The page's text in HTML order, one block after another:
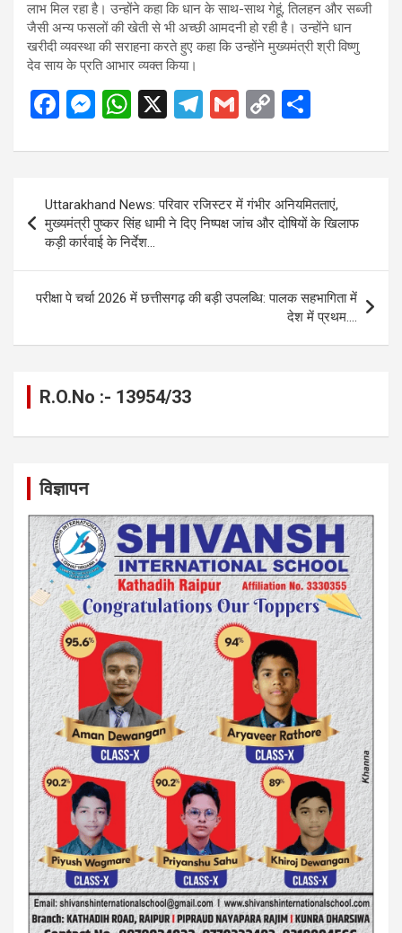
लाभ मिल रहा है। उन्होंने कहा कि धान के साथ-साथ गेहूं, तिलहन और सब्जी
जैसी अन्य फसलों की खेती से भी अच्छी आमदनी हो रही है। उन्होंने धान
खरीदी व्यवस्था की सराहना करते हुए कहा कि उन्होंने मुख्यमंत्री श्री विष्णु
देव साय के प्रति आभार व्यक्त किया।
F
ce
o
o
k
M
se
g
er
W
at
A
p
p
X
T
e
gr
a
G
ail
C
py
Li
n
ar
navigation
Uttarakhand News: परिवार रजिस्टर में गंभीर अनियमितताएं,
मुख्यमंत्री पुष्कर सिंह धामी ने दिए निष्पक्ष जांच और दोषियों के खिलाफ
कड़ी कार्रवाई के निर्देश…
परीक्षा पे चर्चा 2026 में छत्तीसगढ़ की बड़ी उपलब्धि: पालक सहभागिता में
देश में प्रथम….
R.O.No :- 13954/33
विज्ञापन